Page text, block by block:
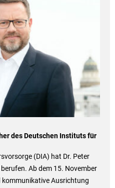
des Deutschen Instituts für
(DIA) hat Dr. Peter
Ab dem 15. November
kommunikative Ausrichtung